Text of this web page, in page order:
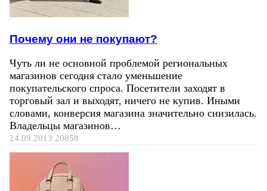
Почему они не покупают?
Чуть ли не основной проблемой региональных
магазинов сегодня стало уменьшение
покупательского спроса. Посетители заходят в
торговый зал и выходят, ничего не купив. Иными
словами, конверсия магазина значительно снизилась.
Владельцы магазинов…
24.09.2013 20858